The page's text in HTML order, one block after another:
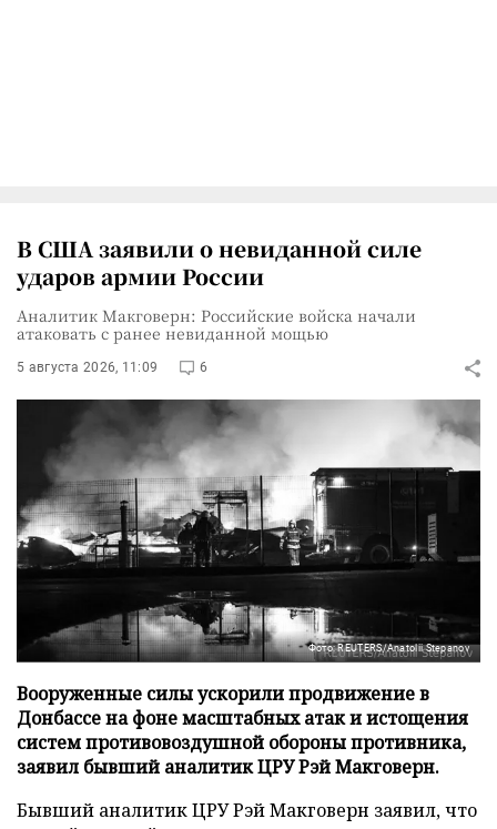
В США заявили о невиданной силе
ударов армии России
Аналитик Макговерн: Российские войска начали
атаковать с ранее невиданной мощью
5 августа 2026, 11:09 6
Фото: REUTERS/Anatolii Stepanov
Вооруженные силы ускорили продвижение в
Донбассе на фоне масштабных атак и истощения
систем противовоздушной обороны противника,
заявил бывший аналитик ЦРУ Рэй Макговерн.
Бывший аналитик ЦРУ Рэй Макговерн заявил, что